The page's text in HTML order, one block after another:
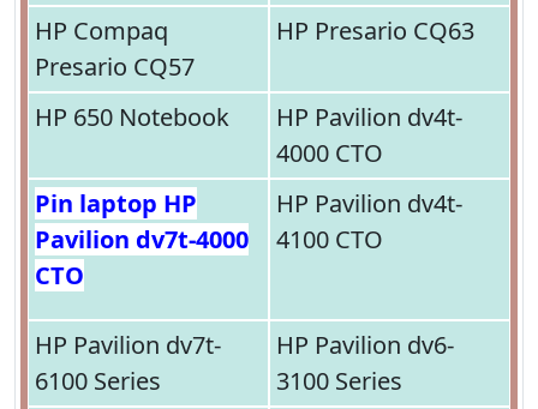
HP Compaq
Presario CQ57
HP Presario CQ63
HP 650 Notebook
HP Pavilion dv4t-
4000 CTO
Pin laptop HP
Pavilion dv7t-4000
CTO
HP Pavilion dv4t-
4100 CTO
HP Pavilion dv7t-
6100 Series
HP Pavilion dv6-
3100 Series